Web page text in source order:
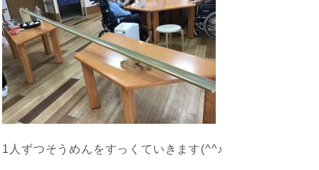
1人ずつそうめんをすっくていきます(^^♪